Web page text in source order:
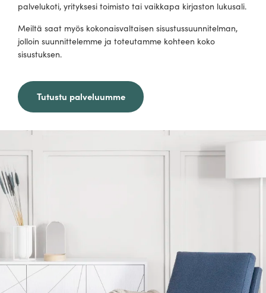
palvelukoti, yrityksesi toimisto tai vaikkapa kirjaston lukusali.
Meiltä saat myös kokonaisvaltaisen sisustussuunnitelman,
jolloin suunnittelemme ja toteutamme kohteen koko
sisustuksen.
Tutustu palveluumme